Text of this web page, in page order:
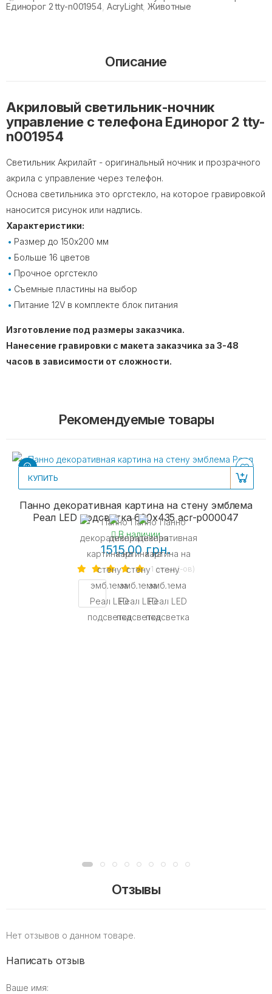
Единорог 2 tty-n001954, AcryLight,Животные
Описание
Акриловый светильник-ночник
управление с телефона Единорог 2 tty-
n001954
Светильник Акрилайт - оригинальный ночник и прозрачного
акрила с управление через телефон.
Основа светильника это оргстекло, на которое гравировкой
наносится рисунок или надпись.
Характеристики:
Размер до 150х200 мм
Больше 16 цветов
Прочное оргстекло
Съемные пластины на выбор
Питание 12V в комплекте блок питания⠀
Изготовление под размеры заказчика.
Нанесение гравировки с макета заказчика за 3-48
часов в зависимости от сложности.
Рекомендуемые товары
КУПИТЬ
Панно декоративная картина на стену эмблема
Реал LED подсветка 600х435 acr-p000047
В наличии
1515.00 грн.
1 отзыв(-ов)
Отзывы
Нет отзывов о данном товаре.
Написать отзыв
Ваше имя: